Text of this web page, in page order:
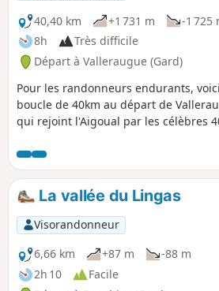
40,40 km
+1 731 m
-1 725
8h
Très difficile
Départ à Valleraugue (Gard)
Pour les randonneurs endurants,
boucle de 40km au départ de
qui rejoint l'Aigoual par les célèbres
à proximité de Camprieu puis
l'Espérou pour terminer en longeant
crêtes qui font face au Mont Aigoual
découvert quelques heures plus tôt.
Randonnée sans difficulté technique
très longue avec des passages en
pentes et nécessitant une bonne
La vallée du Lingas
Visorandonneur
6,66 km
+87 m
-88 m
2h 10
Facile